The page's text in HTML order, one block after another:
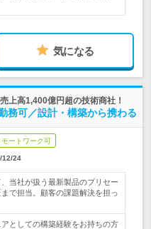
気になる
上高1,400億円超の技術商社！
務可／設計・構築から携わる
モートワーク可
12/24
当社が扱う最新製品のプリセー
で担当。顧客の課題解決を担っ
としての構築経験をお持ちの方